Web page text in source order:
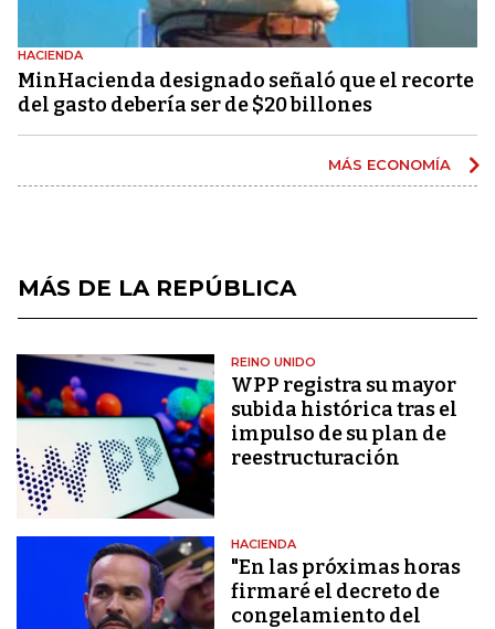
HACIENDA
MinHacienda designado señaló que el recorte
del gasto debería ser de $20 billones
MÁS ECONOMÍA
MÁS DE LA REPÚBLICA
REINO UNIDO
WPP registra su mayor
subida histórica tras el
impulso de su plan de
reestructuración
HACIENDA
"En las próximas horas
firmaré el decreto de
congelamiento del